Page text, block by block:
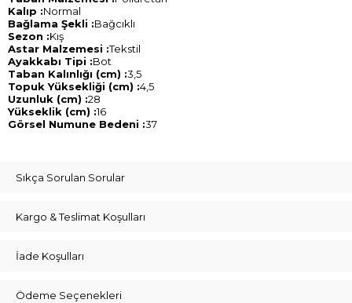
Kalıp :Normal
Bağlama Şekli :Bağcıklı
Sezon :Kış
Astar Malzemesi :Tekstil
Ayakkabı Tipi :Bot
Taban Kalınlığı (cm) :3,5
Topuk Yüksekliği (cm) :4,5
Uzunluk (cm) :28
Yükseklik (cm) :16
Görsel Numune Bedeni :37
Sıkça Sorulan Sorular
Kargo & Teslimat Koşulları
İade Koşulları
Ödeme Seçenekleri